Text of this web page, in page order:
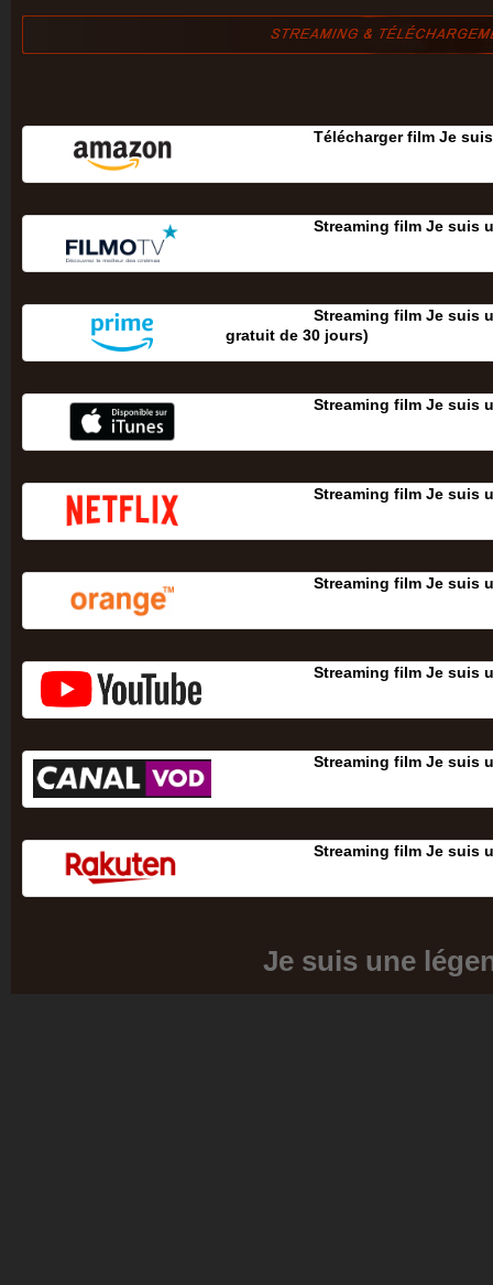
Télécharger film Je
Streaming film Je suis
Streaming film Je suis
gratuit de 30 jours‎)
Streaming film Je suis
Streaming film Je suis
Streaming film Je suis
Streaming film Je suis
Streaming film Je suis
Streaming film Je suis
Je suis une